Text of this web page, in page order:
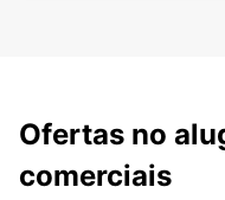
Ofertas no
comerciais